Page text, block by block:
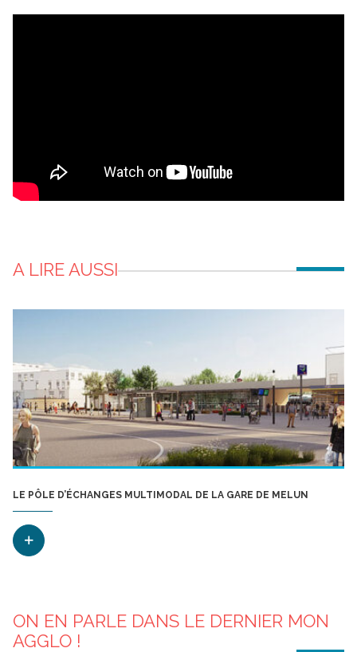
A LIRE AUSSI
LE PÔLE D’ÉCHANGES MULTIMODAL DE LA GARE DE MELUN
ON EN PARLE DANS LE DERNIER MON
AGGLO !